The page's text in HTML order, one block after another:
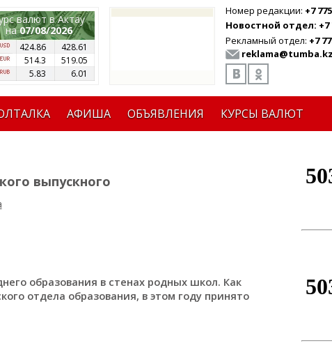
валют в Актау
на07/08/2026
424.86
428.61
514.3
519.05
5.83
6.01
Номер редакции: +7
Новостной отдел: +7
Рекламный отдел: +7
reklama@tumba.kz
АФИША ОБЪЯВЛЕНИЯ КУРСЫ ВАЛЮТ
выпускного
образования в стенах родных школ. Как
отдела образования, в этом году принято